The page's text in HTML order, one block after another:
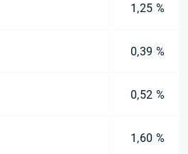
1,25 %
0,39 %
0,52 %
1,60 %